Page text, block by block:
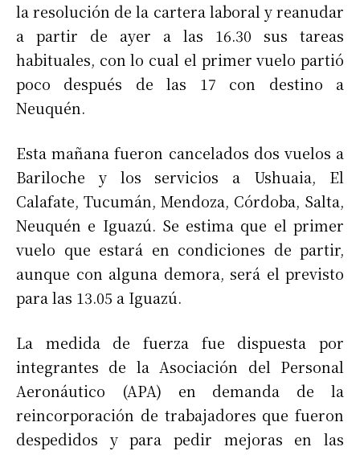
la resolución de la cartera laboral y reanudar
a partir de ayer a las 16.30 sus tareas
habituales, con lo cual el primer vuelo partió
poco después de las 17 con destino a
Neuquén.
Esta mañana fueron cancelados dos vuelos a
Bariloche y los servicios a Ushuaia, El
Calafate, Tucumán, Mendoza, Córdoba, Salta,
Neuquén e Iguazú. Se estima que el primer
vuelo que estará en condiciones de partir,
aunque con alguna demora, será el previsto
para las 13.05 a Iguazú.
La medida de fuerza fue dispuesta por
integrantes de la Asociación del Personal
Aeronáutico (APA) en demanda de la
reincorporación de trabajadores que fueron
despedidos y para pedir mejoras en las